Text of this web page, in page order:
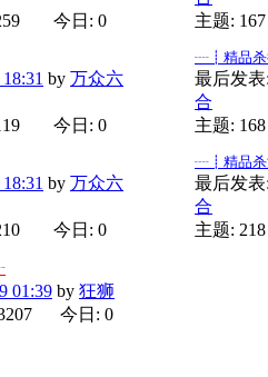
今日: 0
主题: 167
by 万众六
今日: 0
┈┋精品
最后发
合
主题: 168
by 万众六
今日: 0
┈┋精品
最后发
合
主题: 218
01:39 by 狂狮
今日: 0